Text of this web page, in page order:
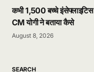
कभी 1,500 बच्चे
CM योगी ने बताया कैसे
August 8, 2026
SEARCH